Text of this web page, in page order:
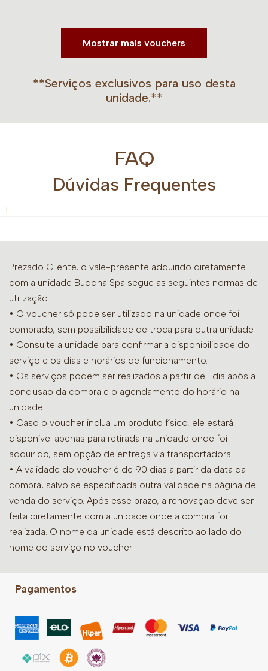
Mostrar mais vouchers
**Serviços exclusivos para uso desta
unidade.**
FAQ
Dúvidas Frequentes
Prezado Cliente, o vale-presente adquirido diretamente
com a unidade Buddha Spa segue as seguintes normas de
utilização:
• O voucher só pode ser utilizado na unidade onde foi
comprado, sem possibilidade de troca para outra unidade.
• Consulte a unidade para confirmar a disponibilidade do
serviço e os dias e horários de funcionamento.
• Os serviços podem ser realizados a partir de 1 dia após a
conclusão da compra e o agendamento do horário na
unidade.
• Caso o voucher inclua um produto físico, ele estará
disponível apenas para retirada na unidade onde foi
adquirido, sem opção de entrega via transportadora.
• A validade do voucher é de 90 dias a partir da data da
compra, salvo se especificada outra validade na página de
venda do serviço. Após esse prazo, a renovação deve ser
feita diretamente com a unidade onde a compra foi
realizada. O nome da unidade está descrito ao lado do
nome do serviço no voucher.
Pagamentos